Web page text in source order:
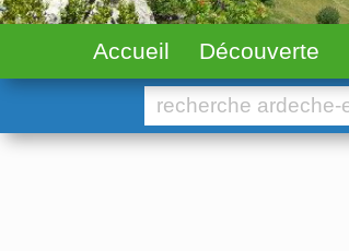
Accueil Découverte